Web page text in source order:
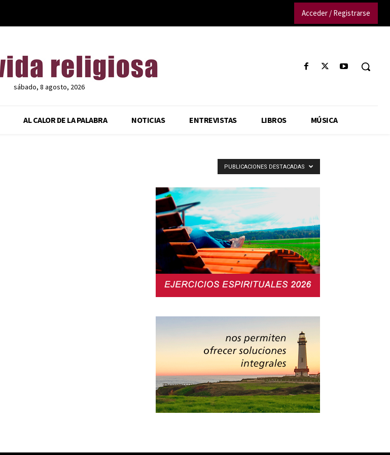
Acceder / Registrarse
sábado, 8 agosto, 2026
AL CALOR DE LA PALABRA NOTICIAS ENTREVISTAS LIBROS MÚSICA
PUBLICACIONES DESTACADAS